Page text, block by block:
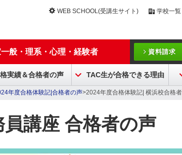
WEB SCHOOL(受講生サイト) 学校一覧
般・理系・心理・経験者 資料請求
実績＆合格者の声 TAC生が合格できる理由
年度合格体験記|合格者の声>2024年度合格体験記| 横浜校合格
講座 合格者の声